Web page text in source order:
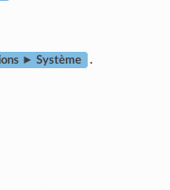
► Système .